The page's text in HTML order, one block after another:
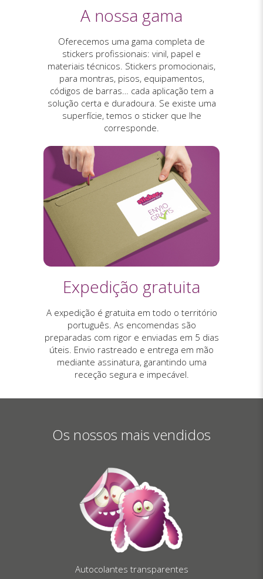
A nossa gama
Oferecemos uma gama completa de
stickers profissionais: vinil, papel e
materiais técnicos. Stickers promocionais,
para montras, pisos, equipamentos,
códigos de barras… cada aplicação tem a
solução certa e duradoura. Se existe uma
superfície, temos o sticker que lhe
corresponde.
Expedição gratuita
A expedição é gratuita em todo o território
português. As encomendas são
preparadas com rigor e enviadas em 5 dias
úteis. Envio rastreado e entrega em mão
mediante assinatura, garantindo uma
receção segura e impecável.
Os nossos mais vendidos
Autocolantes transparentes